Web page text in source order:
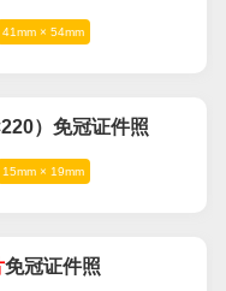
41mm × 54mm
）免冠证件照
15mm × 19mm
免冠证件照